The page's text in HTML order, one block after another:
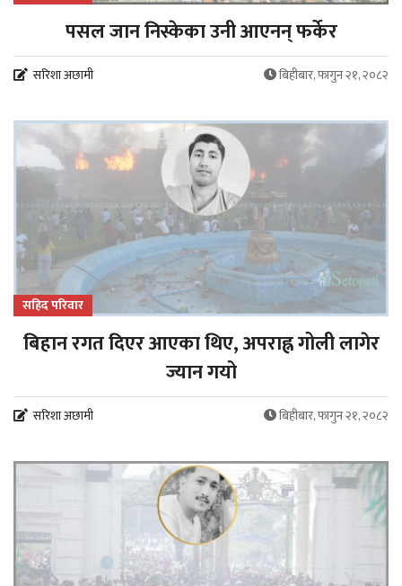
पसल जान निस्केका उनी आएनन् फर्केर
सरिशा अछामी बिहीबार, फागुन २१, २०८२
सहिद परिवार
बिहान रगत दिएर आएका थिए, अपराह्न गोली लागेर
ज्यान गयो
सरिशा अछामी बिहीबार, फागुन २१, २०८२